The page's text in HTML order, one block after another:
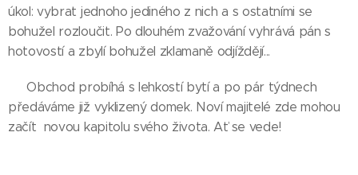
úkol: vybrat jednoho jediného z nich a s ostatními se
bohužel rozloučit. Po dlouhém zvažování vyhrává pán s
hotovostí a zbylí bohužel zklamaně odjíždějí...
Obchod probíhá s lehkostí bytí a po pár týdnech
předáváme již vyklizený domek. Noví majitelé zde mohou
začít novou kapitolu svého života. Ať se vede!